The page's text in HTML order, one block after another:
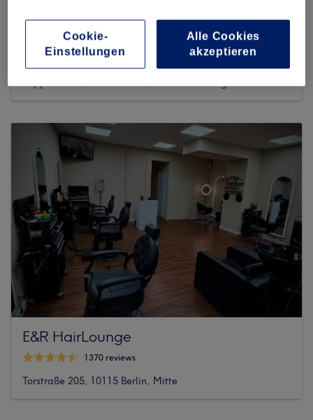
Kamm 2 Cut - Pappelallee
3426 reviews
E&R HairLounge
1370 reviews
Torstraße 205, 10115 Berlin, Mitte
Cookie-
Einstellungen
Alle Cookies
akzeptieren